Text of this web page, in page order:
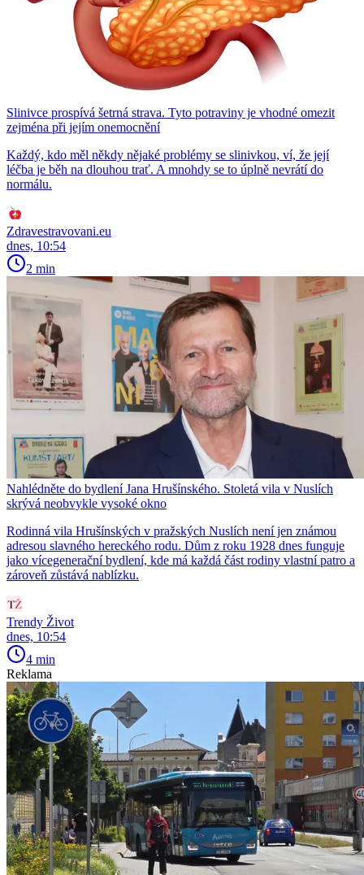
Slinivce prospívá šetrná strava. Tyto potraviny je vhodné omezit
zejména při jejím onemocnění
Každý, kdo měl někdy nějaké problémy se slinivkou, ví, že její
léčba je běh na dlouhou trať. A mnohdy se to úplně nevrátí do
normálu.
Zdravestravovani.eu
dnes, 10:54
2 min
Nahlédněte do bydlení Jana Hrušínského. Stoletá vila v Nuslích
skrývá neobvykle vysoké okno
Rodinná vila Hrušínských v pražských Nuslích není jen známou
adresou slavného hereckého rodu. Dům z roku 1928 dnes funguje
jako vícegenerační bydlení, kde má každá část rodiny vlastní patro a
zároveň zůstává nablízku.
Trendy Život
dnes, 10:54
4 min
Reklama